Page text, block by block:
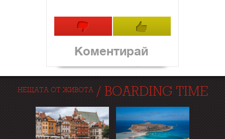
Коментирай
НЕЩАТА ОТ ЖИВОТА/ BOARDING TIME